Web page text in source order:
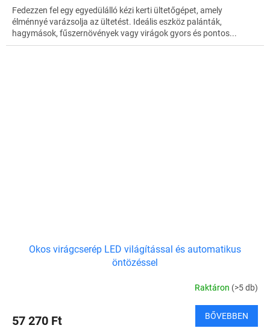
Fedezzen fel egy egyedülálló kézi kerti ültetőgépet, amely
élménnyé varázsolja az ültetést. Ideális eszköz palánták,
hagymások, fűszernövények vagy virágok gyors és pontos...
Okos virágcserép LED világítással és automatikus
öntözéssel
Raktáron (>5 db)
57 270 Ft BŐVEBBEN